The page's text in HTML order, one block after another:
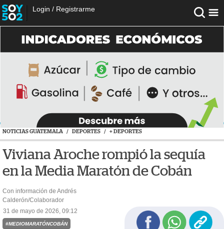
Login / Registrarme
NOTICIAS GUATEMALA / DEPORTES / + DEPORTES
Viviana Aroche rompió la sequía
en la Media Maratón de Cobán
Con información de Andrés
Calderón/Colaborador
31 de mayo de 2026, 09:12
#MEDIOMARATÓNCOBÁN